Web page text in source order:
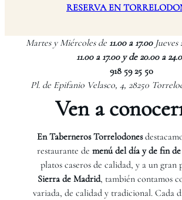
RESERVA EN
Martes y Miércoles de 11.00 a 17.00Jueves
11.00 a 17.00 y de 20.00 a
918 59 25 50
Pl. de Epifanio Velasco, 4, 28250
Ven a
En Taberneros Torrelodones
restaurante de menú del día y de fin de
platos caseros de calidad, y a un gran
Sierra de Madrid, también contamos
variada, de calidad y tradicional. Cada